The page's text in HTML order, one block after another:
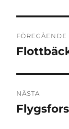
FÖREGÅENDE
Föregående
NÄSTA
Nästa
Flygsfors